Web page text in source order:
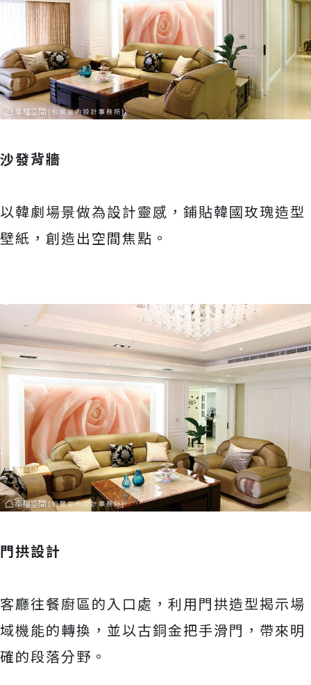
沙發背牆
以韓劇場景做為設計靈感，鋪貼韓國玫瑰造型
壁紙，創造出空間焦點。
門拱設計
客廳往餐廚區的入口處，利用門拱造型揭示場
域機能的轉換，並以古銅金把手滑門，帶來明
確的段落分野。